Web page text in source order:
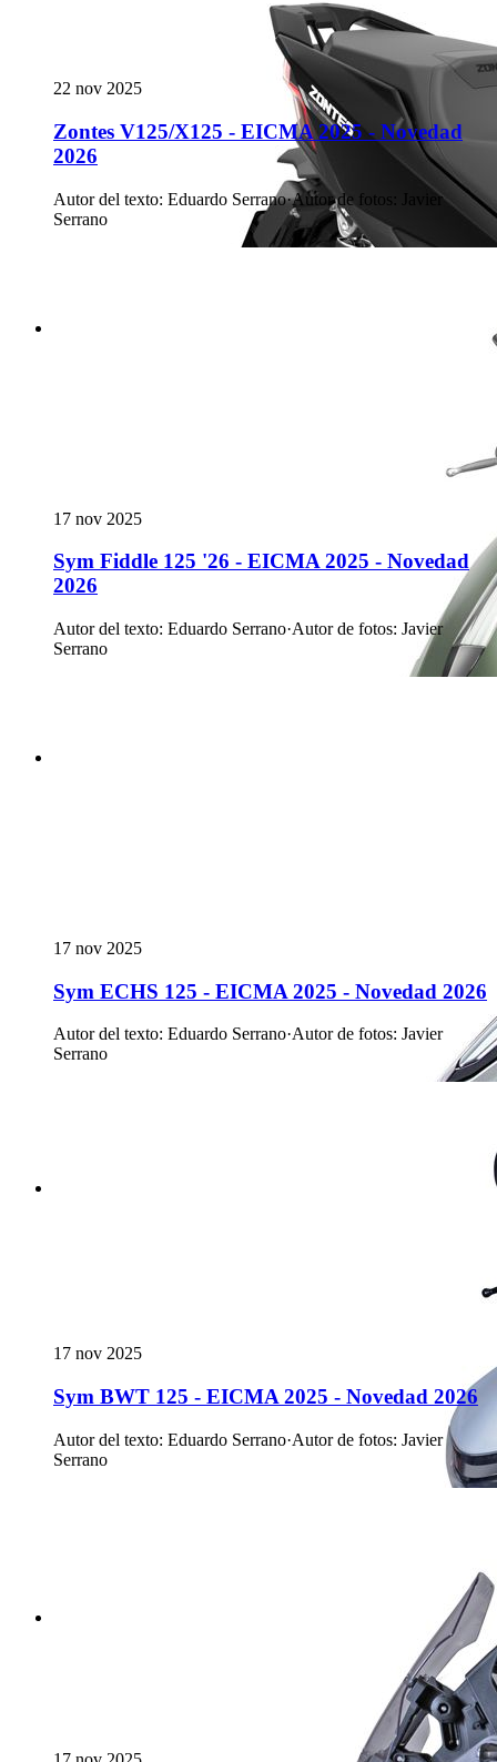
22 nov 2025
Zontes V125/X125 - EICMA 2025 - Novedad
2026
Autor del texto: Eduardo Serrano·Autor de fotos
Javier
Serrano
17 nov 2025
Sym Fiddle 125 '26 - EICMA 2025 - Novedad
2026
Autor del texto: Eduardo Serrano·Autor de fotos: Javier
Serrano
17 nov 2025
Sym ECHS 125 - EICMA 2025 - Novedad 2026
Autor del texto: Eduardo Serrano·Autor de fotos: Javier
Serrano
17 nov 2025
Sym BWT 125 - EICMA 2025 - Novedad 2026
Autor del texto: Eduardo Serrano·Autor de fotos: Javier
Serrano